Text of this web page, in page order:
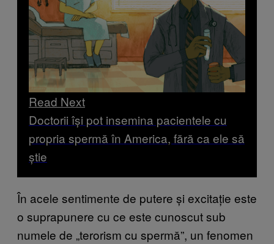
Read Next
Doctorii își pot insemina pacientele cu
propria spermă în America, fără ca ele să
știe
În acele sentimente de putere și excitație este
o suprapunere cu ce este cunoscut sub
numele de „terorism cu spermă”, un fenomen